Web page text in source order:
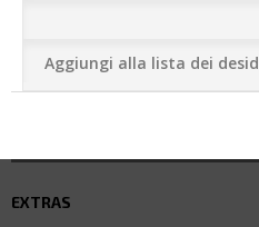
Aggiungi alla lista dei
EXTRAS